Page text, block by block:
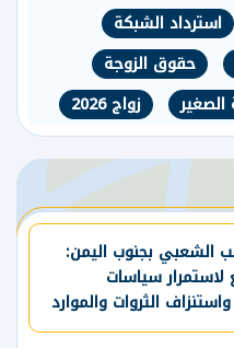
استرداد الشبكة
حقوق الزوجة
زواج 2026
الشعبي بجنوب اليمن:
سياسات
الثروات والموارد